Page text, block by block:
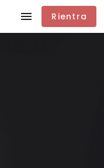
Rientra